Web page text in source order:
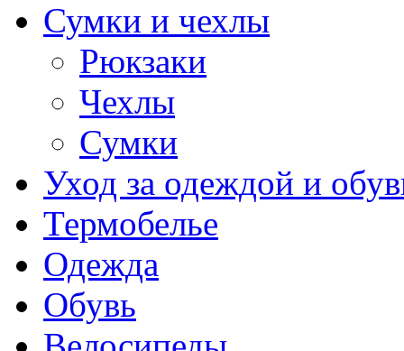
Сумки и чехлы
Рюкзаки
Чехлы
Сумки
Уход за одеждой и
Термобелье
Одежда
Обувь